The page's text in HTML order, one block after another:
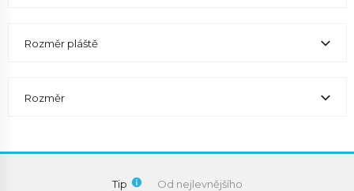
Rozměr pláště
Rozměr
Tip Od nejlevnějšího